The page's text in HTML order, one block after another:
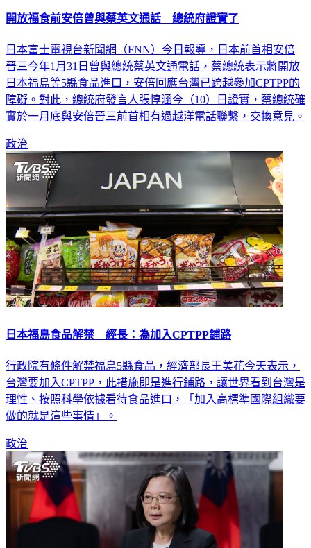
開放福食前安倍曾與蔡英文通話 總統府證實了
日本富士電視台新聞網（FNN）今日報導，日本前首相安倍
晉三今年1月31日曾與總統蔡英文通電話，蔡總統表示將開放
日本福島等5縣食品進口，安倍回應台灣已跨越參加CPTPP的
障礙。對此，總統府發言人張惇涵今（10）日證實，蔡總統確
實於一月底與安倍晉三前首相有過越洋電話聯繫，交換意見。
政治
日本福島食品解禁 經長：為加入CPTPP鋪路
行政院有條件解禁福島5縣食品，經濟部長王美花今天表示，
台灣要加入CPTPP，此措施即是進行鋪路，讓世界看到台灣是
理性、按照科學依據看待食品進口，「加入高標準國際組織要
做的就是這些事情」。
政治